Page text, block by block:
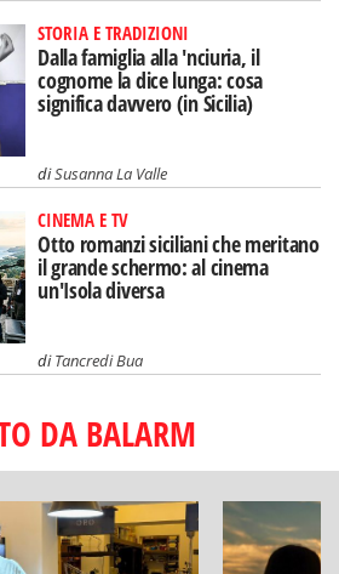
STORIA E TRADIZIONI
Dalla famiglia alla 'nciuria, il
cognome la dice lunga: cosa
significa davvero (in Sicilia)
diSusanna La Valle
CINEMA E TV
Otto romanzi siciliani che meritano
il grande schermo: al cinema
un'Isola diversa
diTancredi Bua
DA BALARM